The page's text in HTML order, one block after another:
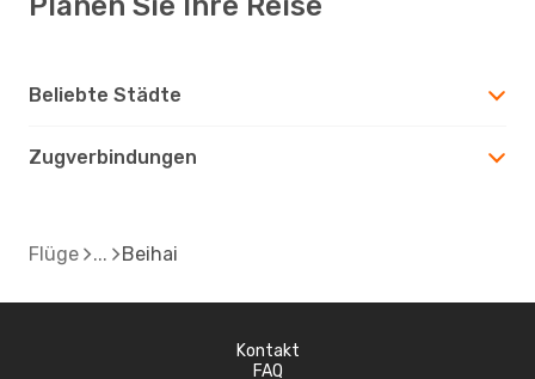
Beliebte Städte
Zugverbindungen
Flüge Beihai
Kontakt
FAQ